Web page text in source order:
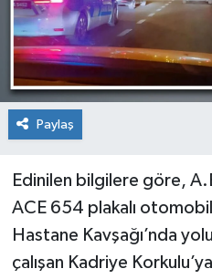
Paylaş
Edinilen bilgilere göre,
ACE 654 plakalı
Hastane Kavşağı’nda
çalışan Kadriye
RESMİ İLANLAR
SAĞLIK
SİYASET
SOLHAN
YAYLADERE